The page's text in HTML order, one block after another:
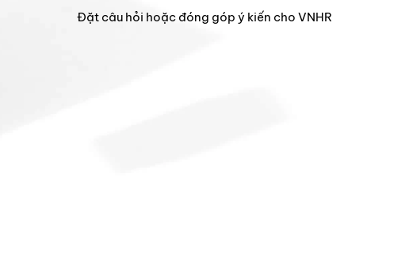
Đặt câu hỏi hoặc đóng góp ý kiến cho VNHR